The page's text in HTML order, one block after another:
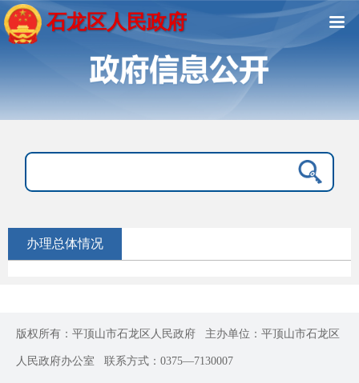
石龙区人民政府
办理总体情况
版权所有：平顶山市石龙区人民政府 主办单位：平顶山市石龙区
人民政府办公室 联系方式：0375—7130007